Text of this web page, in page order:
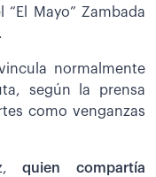
Mayo” Zambada
normalmente
según la prensa
como venganzas
quien compartía